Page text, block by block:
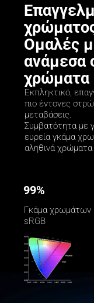
Ομαλές
ανάμεσα
χρώματα
Εκπληκτικό,
πιο έντονες
μεταβάσεις.
Συμβατότητα με
ευρεία γκάμα
αληθινά χρώματα
99%
Γκάμα χρωμάτων
sRGB